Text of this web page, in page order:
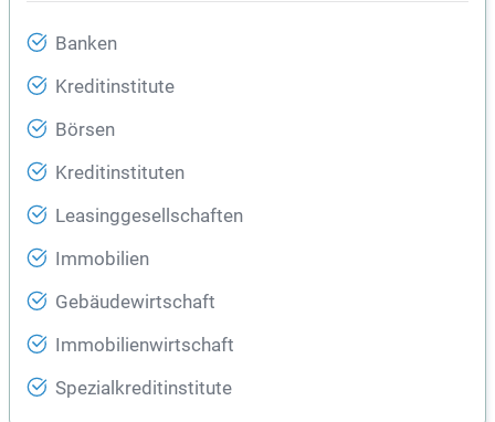
Banken
Kreditinstitute
Börsen
Kreditinstituten
Leasinggesellschaften
Immobilien
Gebäudewirtschaft
Immobilienwirtschaft
Spezialkreditinstitute